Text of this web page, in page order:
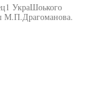
УкраШоького
М.П.Драгоманова.